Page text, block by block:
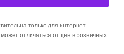
только для интернет-
отличаться от цен в розничных